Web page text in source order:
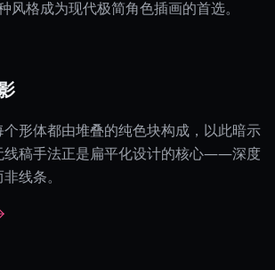
风格成为现代极简角色插画的首选。
形体都由堆叠的纯色块构成，以此暗示
线稿手法正是扁平化设计的核心——深度
线条。